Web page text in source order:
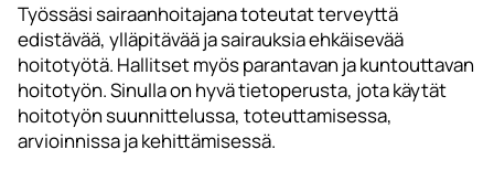
Työssäsi sairaanhoitajana toteutat terveyttä
edistävää, ylläpitävää ja sairauksia ehkäisevää
hoitotyötä. Hallitset myös parantavan ja kuntouttavan
hoitotyön. Sinulla on hyvä tietoperusta, jota käytät
hoitotyön suunnittelussa, toteuttamisessa,
arvioinnissa ja kehittämisessä.